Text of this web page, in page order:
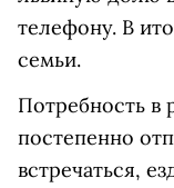
телефону. В
семьи.
Потребность
постепенно
встречаться,